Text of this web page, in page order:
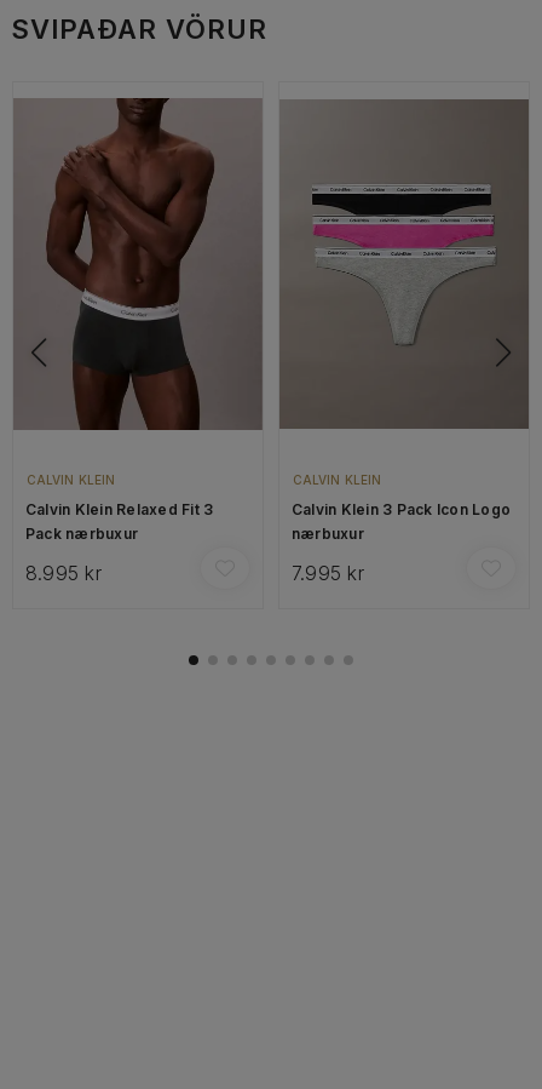
SVIPAÐAR VÖRUR
CALVIN KLEIN
Calvin Klein Relaxed Fit 3
Pack nærbuxur
8.995 kr
CALVIN KLEIN
Calvin Klein 3 Pack Icon Logo
nærbuxur
7.995 kr